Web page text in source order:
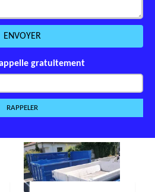
gratuitement